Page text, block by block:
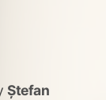
Ștefan